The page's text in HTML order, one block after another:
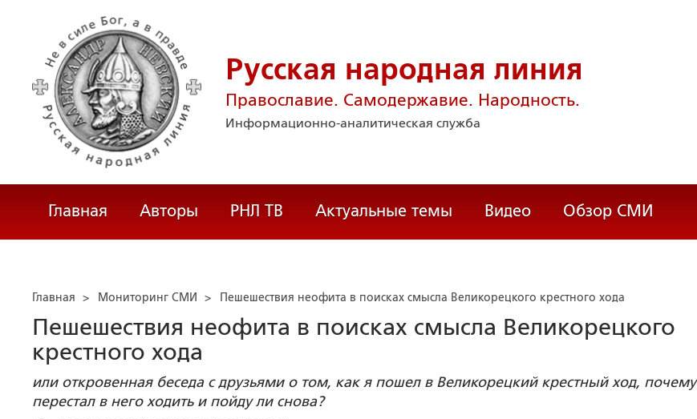
Русская народная линия
Православие. Самодержавие. Народность.
Информационно-аналитическая служба
Главная Авторы РНЛ ТВ Актуальные темы Видео Обзор СМИ
Главная > Мониторинг СМИ > Пешешествия неофита в поисках смысла Великорецкого крестного хода
Пешешествия неофита в поисках смысла Великорецкого
крестного хода
или откровенная беседа с друзьями о том, как я пошел в Великорецкий крестный ход, почему
перестал в него ходить и пойду ли снова?